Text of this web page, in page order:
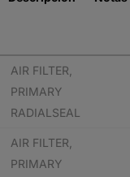
AIR FILTER,
PRIMARY
RADIALSEAL
AIR FILTER,
PRIMARY